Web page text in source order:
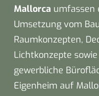
Mallorca umfassen
Umsetzung vom
Raumkonzepten,
Lichtkonzepte
gewerbliche
Eigenheim auf